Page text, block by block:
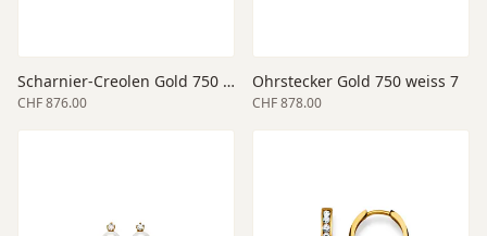
Scharnier-Creolen Gold 750 gelb 12
CHF 876.00
Ohrstecker Gold 750 weiss 7
CHF 878.00